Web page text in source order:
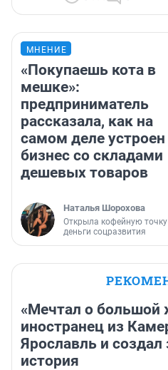
МНЕНИЕ
«Покупаешь кота в
мешке»:
предприниматель
рассказала, как на
самом деле устроен
бизнес со складами
дешевых товаров
Наталья Шорохова
Открыла кофейную точку
деньги соцразвития
«Мечтал о большой
иностранец из
Ярославль и
история